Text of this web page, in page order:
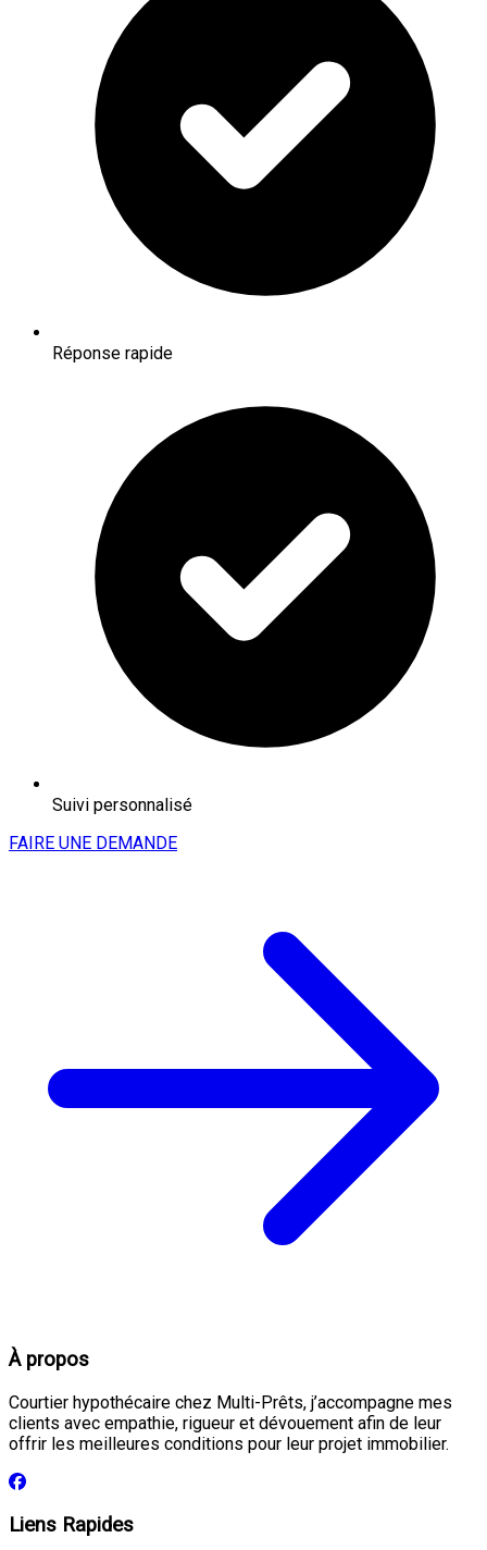
Réponse rapide
Suivi personnalisé
FAIRE UNE DEMANDE
À propos
Courtier hypothécaire chez Multi-Prêts, j’accompagne mes
clients avec empathie, rigueur et dévouement afin de leur
offrir les meilleures conditions pour leur projet immobilier.
Liens Rapides